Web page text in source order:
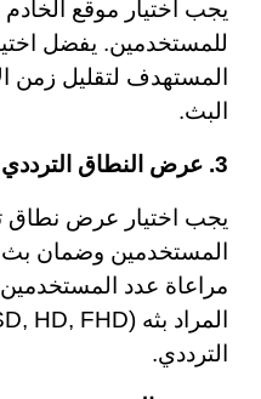
يجب اختيار موقع
للمستخدمين. يفضل
المستهدف لتقليل زمن
البث.
3. عرض النطاق الترددي (Bandwidth):
يجب اختيار عرض نطاق
المستخدمين وضمان
مراعاة عدد
الترددي.